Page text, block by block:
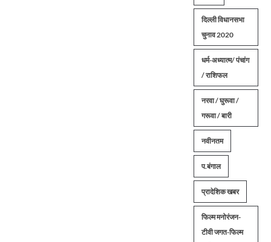
दिल्ली विधानसभा
चुनाव 2020
धर्म-अध्यात्म/ पंचांग
/ राशिफल
नरवा / घुरूवा /
गरूवा / बारी
नवीनतम
प.बंगाल
प्रादेशिक खबर
फिल्म मनोरंजन-
टीवी जगत-फिल्म